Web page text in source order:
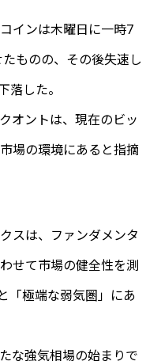
インは木曜日に一時7
ものの、その後失速し
落した。
オントは、現在のビッ
場の環境にあると指摘
スは、ファンダメンタ
せて市場の健全性を測
「極端な弱気圏」にあ
な強気相場の始まりで